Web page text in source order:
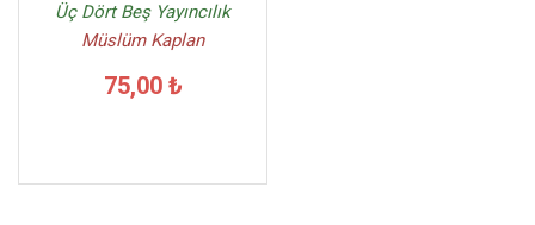
Üç Dört Beş Yayıncılık
Müslüm Kaplan
75,00 ₺